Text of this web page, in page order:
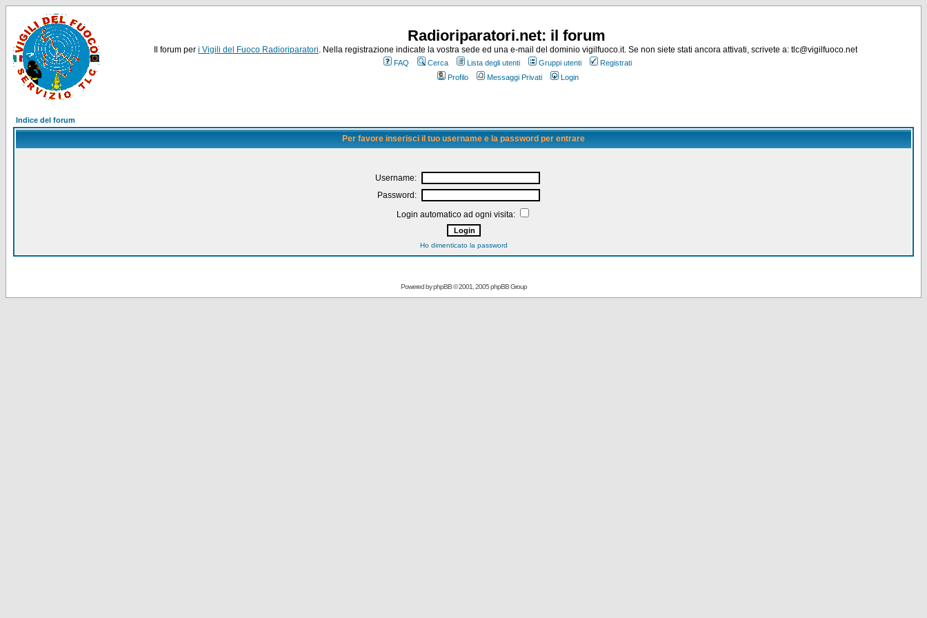
Radioriparatori.net: il forum
Il forum per i Vigili del Fuoco Radioriparatori. Nella registrazione indicate la vostra sede ed una e-mail del dominio vigilfuoco.it. Se non siete stati ancora attivati, scrivete a: tlc@vigilfuoco.net
FAQ Cerca Lista degli utenti Gruppi utenti
Registrati
Profilo
Messaggi Privati Login
Indice del forum
Per favore inserisci il tuo username e la password per entrare
Username:
Password:
Login automatico ad ogni visita:
Ho dimenticato la password
Powered byphpBB© 2001, 2005 phpBB Group